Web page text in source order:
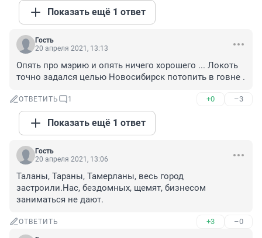
Показать ещё 1 ответ
Гость
20 апреля 2021, 13:13
Опять про мэрию и опять ничего хорошего ... Локоть
точно задался целью Новосибирск потопить в говне .
ОТВЕТИТЬ 1 +0 –3
Показать ещё 1 ответ
Гость
20 апреля 2021, 13:06
Таланы, Тараны, Тамерланы, весь город
застроили.Нас, бездомных, щемят, бизнесом
заниматься не дают.
ОТВЕТИТЬ +3 –0